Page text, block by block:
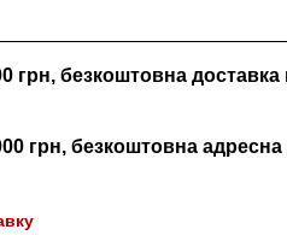
грн, безкоштовна доставка
грн, безкоштовна адресна